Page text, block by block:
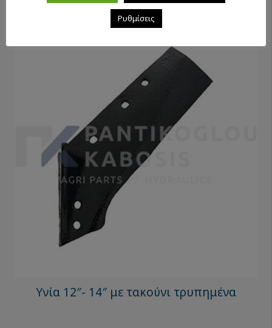
Υνία 12″- 14″ με τακούνι τρυπημένα
Ρυθμίσεις